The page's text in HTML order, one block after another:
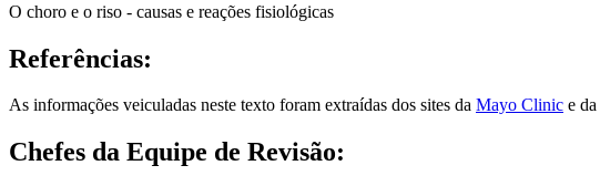
O choro e o riso - causas e reações fisiológicas
Referências:
As informações veiculadas neste texto foram extraídas dos sites da Mayo Clinic e da
Chefes da Equipe de Revisão: